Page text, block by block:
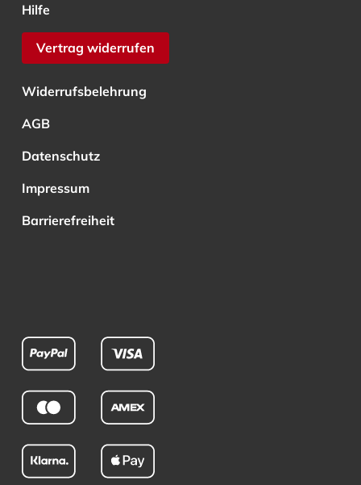
Hilfe
Vertrag widerrufen
Widerrufsbelehrung
AGB
Datenschutz
Impressum
Barrierefreiheit